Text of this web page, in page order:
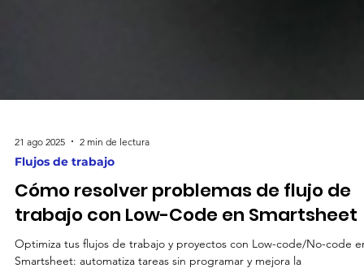
Flujos de trabajo
Cómo resolver problemas de flujo de
trabajo con Low-Code en Smartsheet